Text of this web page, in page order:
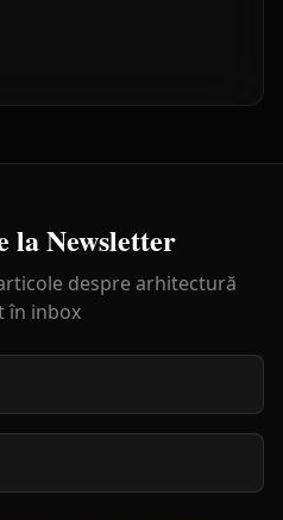
la Newsletter
despre arhitectură
în inbox